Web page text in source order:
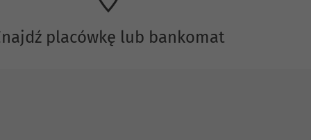
placówkę lub bankomat